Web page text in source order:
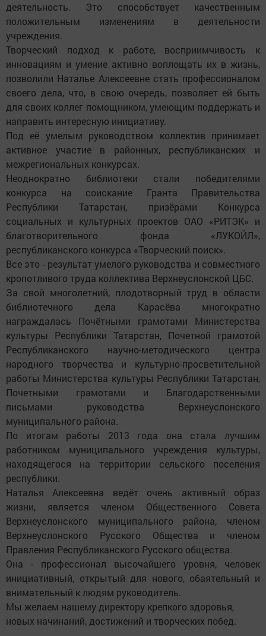
деятельность. Это способствует качественным
положительным изменениям в деятельности
учреждения.
Творческий подход к работе, восприимчивость к
инновациям и умение активно воплощать их в жизнь,
позволили Наталье Алексеевне стать профессионалом
своего дела, что, в свою очередь, позволяет ей быть
для своих коллег помощником, умеющим поддержать и
направить интересную инициативу.
Под её умелым руководством коллектив принимает
активное участие в районных, республиканских и
межрегиональных конкурсах.
Неоднократно библиотеки стали победителями
конкурса на соискание Гранта Правительства
Республики Татарстан, призёрами Конкурса
социальных и культурных проектов ОАО «РИТЭК» и
благотворительного фонда «ЛУКОЙЛ»,
республиканского конкурса «Творческий поиск».
Все это - результат умелого руководства и совместного
кропотливого труда коллектива Верхнеуслонской ЦБС.
За свой многолетний, плодотворный труд в области
библиотечного дела Карасёва многократно
награждалась Почётными грамотами Министерства
культуры Республики Татарстан, Почетной грамотой
Республиканского научно-методического центра
народного творчества и культурно-просветительной
работы Министерства культуры Республики Татарстан,
Почетными грамотами и Благодарственными
письмами руководства Верхнеуслонского
муниципального района.
По итогам работы 2013 года она стала лучшим
работником муниципального учреждения культуры,
находящегося на территории сельского поселения
республики.
Наталья Алексеевна ведёт очень активный образ
жизни, является членом Общественного Совета
Верхнеуслонского муниципального района, членом
Верхнеуслонского Русского Общества и членом
Правления Республиканского Русского общества.
Она - профессионал высочайшего уровня, человек
инициативный, открытый для нового, обаятельный и
внимательный к людям руководитель.
Мы желаем нашему директору крепкого здоровья,
новых начинаний, достижений и творческих побед.